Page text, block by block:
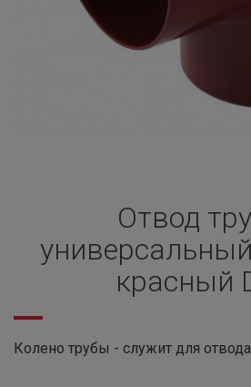
Отвод
красный
Колено трубы - служит для